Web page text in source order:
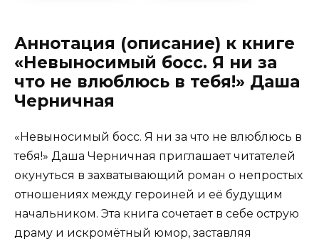
Аннотация (описание) к книге
«Невыносимый босс. Я ни за
что не влюблюсь в тебя!» Даша
Черничная
«Невыносимый босс. Я ни за что не влюблюсь в
тебя!» Даша Черничная приглашает читателей
окунуться в захватывающий роман о непростых
отношениях между героиней и её будущим
начальником. Эта книга сочетает в себе острую
драму и искромётный юмор, заставляя